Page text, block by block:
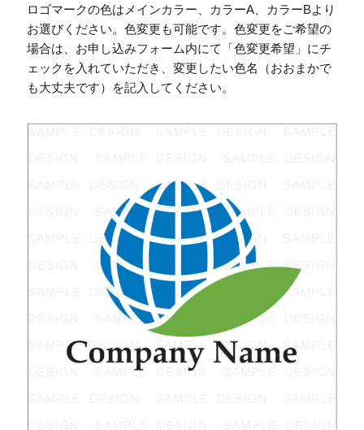
ロゴマークの色はメインカラー、カラーA、カラーBより
お選びください。色変更も可能です。色変更をご希望の
場合は、お申し込みフォーム内にて「色変更希望」にチ
ェックを入れていただき、変更したい色名（おおまかで
も大丈夫です）を記入してください。